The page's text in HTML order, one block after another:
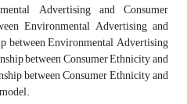
Advertising and Consumer
Environmental Advertising and
between Environmental Advertising
between Consumer Ethnicity and
between Consumer Ethnicity and